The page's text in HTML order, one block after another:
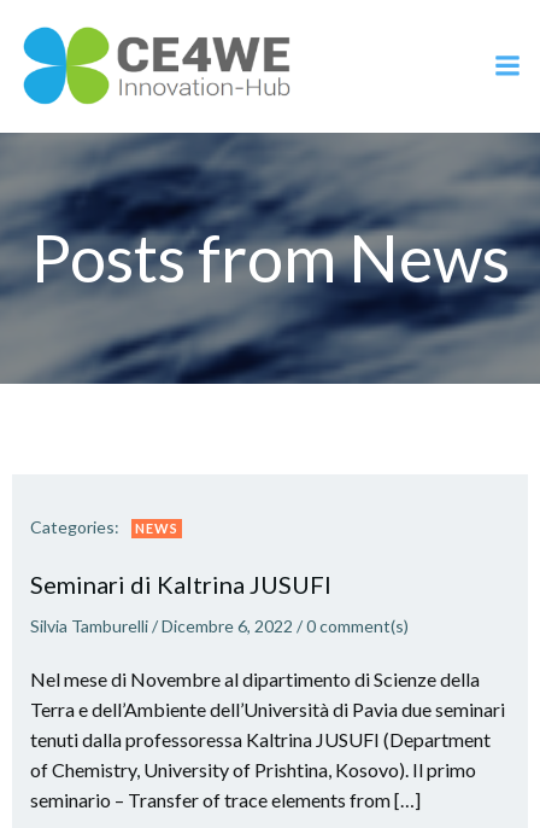
al
contenuto
Posts from News
Categories: NEWS
Seminari di Kaltrina JUSUFI
Silvia Tamburelli/Dicembre 6, 2022 /0comment(s)
Nel mese di Novembre al dipartimento di Scienze della
Terra e dell’Ambiente dell’Università di Pavia due seminari
tenuti dalla professoressa Kaltrina JUSUFI (Department
of Chemistry, University of Prishtina, Kosovo). Il primo
seminario – Transfer of trace elements from […]